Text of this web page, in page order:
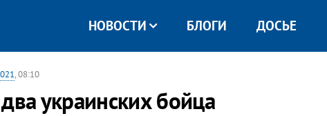
НОВОСТИ БЛОГИ ДОСЬЕ
, 08:10
украинских бойца